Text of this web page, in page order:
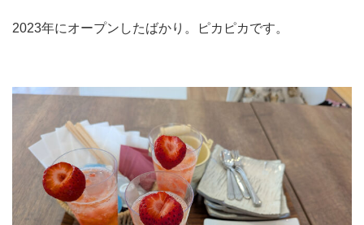
2023年にオープンしたばかり。ピカピカです。